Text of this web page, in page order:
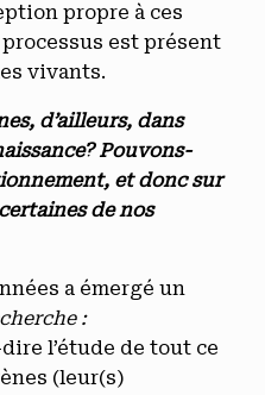
propre à ces
est présent
vivants.
d’ailleurs, dans
Pouvons-
et donc sur
de nos
a émergé un
:
l’étude de tout ce
(leur(s)